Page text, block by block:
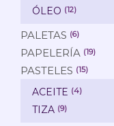
ÓLEO (12)
PALETAS (6)
PAPELERÍA (19)
PASTELES (15)
ACEITE (4)
TIZA (9)